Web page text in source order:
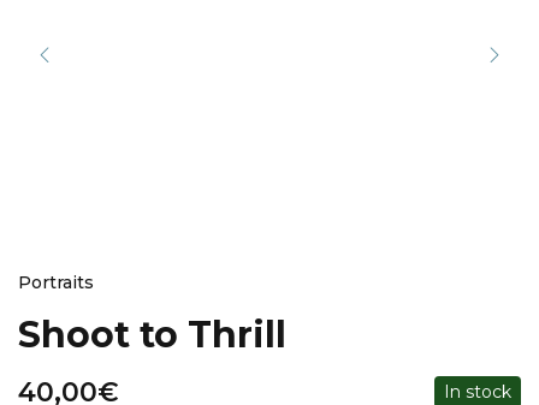
Portraits
Shoot to Thrill
40,00€ In stock